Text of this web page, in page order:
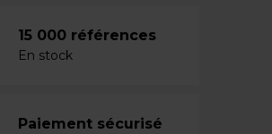
15 000 références
En stock
Paiement sécurisé